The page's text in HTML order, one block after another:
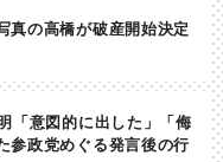
の高橋が破産開始決定
「意図的に出した」「侮
政党めぐる発言後の行